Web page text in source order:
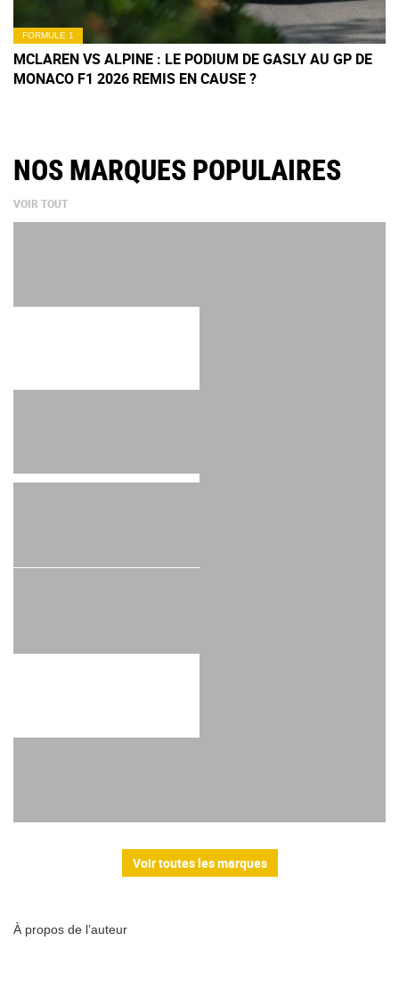
FORMULE 1
MCLAREN VS ALPINE : LE PODIUM DE GASLY AU GP DE
MONACO F1 2026 REMIS EN CAUSE ?
NOS MARQUES POPULAIRES
VOIR TOUT
Voir toutes les marques
À propos de l’auteur